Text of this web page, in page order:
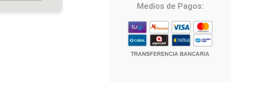
Medios de Pagos: